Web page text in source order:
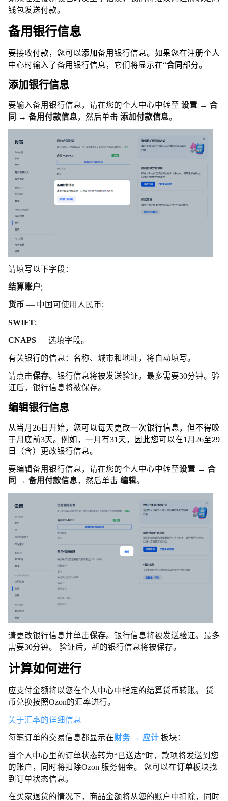
钱包发送付款。
备用银行信息
要接收付款，您可以添加备用银行信息。如果您在注册个人
中心时输入了备用银行信息，它们将显示在“合同部分。
添加银行信息
要输入备用银行信息，请在您的个人中心中转至 设置 → 合
同 → 备用付款信息，然后单击 添加付款信息。
请填写以下字段：
结算账户;
货币 — 中国可使用人民币;
SWIFT;
CNAPS — 选填字段。
有关银行的信息：名称、城市和地址，将自动填写。
请点击保存。银行信息将被发送验证。最多需要30分钟。验
证后，银行信息将被保存。
编辑银行信息
从当月26日开始，您可以每天更改一次银行信息，但不得晚
于月底前3天。例如，一月有31天，因此您可以在1月26至29
日（含）更改银行信息。
要编辑备用银行信息，请在您的个人中心中转至设置 → 合
同 → 备用付款信息，然后单击 编辑。
请更改银行信息并单击保存。银行信息将被发送验证。最多
需要30分钟。 验证后，新的银行信息将被保存。
计算如何进行
应支付金额将以您在个人中心中指定的结算货币转账。 货
币兑换按照Ozon的汇率进行。
关于汇率的详细信息
每笔订单的交易信息都显示在财务 → 应计 板块：
当个人中心里的订单状态转为“已送达”时，款项将发送到您
的账户，同时将扣除Ozon 服务佣金。 您可以在订单板块找
到订单状态信息。
在买家退货的情况下，商品金额将从您的账户中扣除，同时